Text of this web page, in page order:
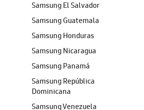
Samsung El Salvador
Samsung Guatemala
Samsung Honduras
Samsung Nicaragua
Samsung Panamá
Samsung República
Dominicana
Samsung Venezuela